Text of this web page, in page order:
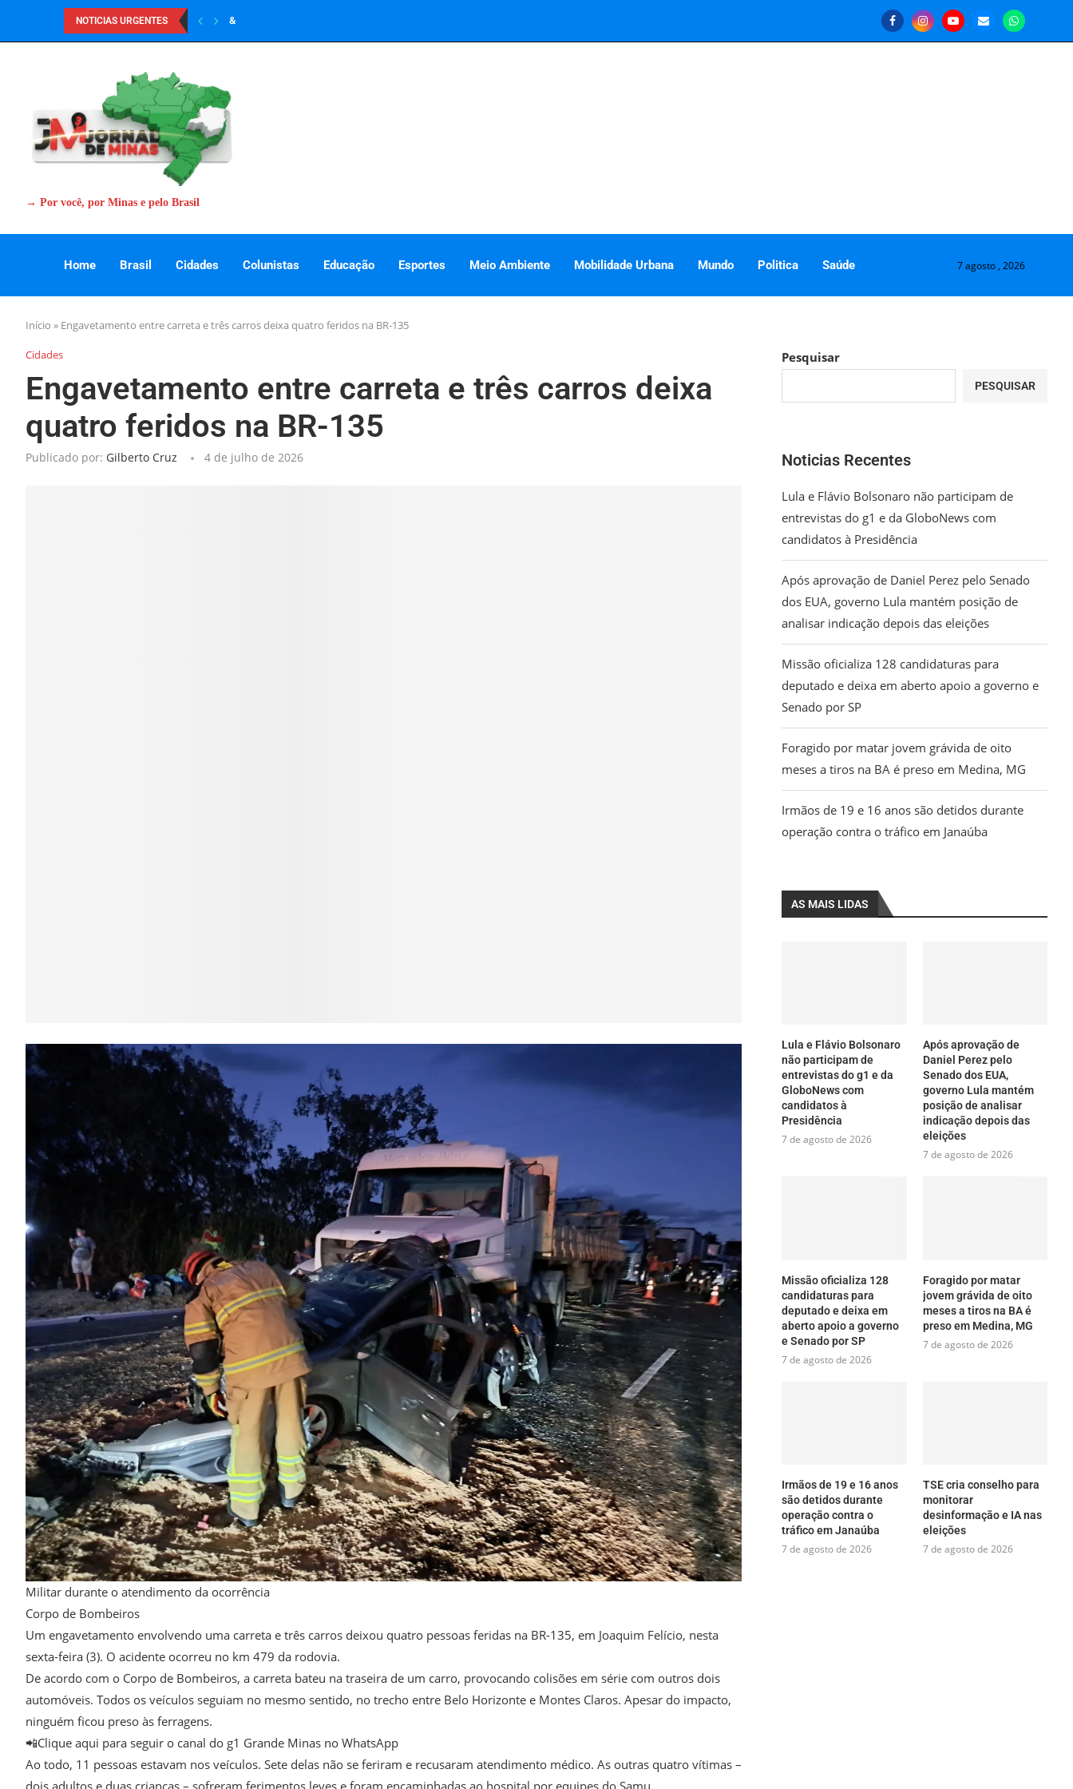
NOTICIAS URGENTES &
→ Por você, por Minas e pelo Brasil
Home Brasil Cidades Colunistas Educação Esportes Meio Ambiente Mobilidade Urbana Mundo Politica Saúde 7 agosto , 2026
Início » Engavetamento entre carreta e três carros deixa quatro feridos na BR-135
Cidades
Engavetamento entre carreta e três carros deixa
quatro feridos na BR-135
Publicado por: Gilberto Cruz 4 de julho de 2026
Militar durante o atendimento da ocorrência
Corpo de Bombeiros
Um engavetamento envolvendo uma carreta e três carros deixou quatro pessoas feridas na BR-135, em Joaquim Felício, nesta
sexta-feira (3). O acidente ocorreu no km 479 da rodovia.
De acordo com o Corpo de Bombeiros, a carreta bateu na traseira de um carro, provocando colisões em série com outros dois
automóveis. Todos os veículos seguiam no mesmo sentido, no trecho entre Belo Horizonte e Montes Claros. Apesar do impacto,
ninguém ficou preso às ferragens.
📲Clique aqui para seguir o canal do g1 Grande Minas no WhatsApp
Ao todo, 11 pessoas estavam nos veículos. Sete delas não se feriram e recusaram atendimento médico. As outras quatro vítimas –
Pesquisar
PESQUISAR
Noticias Recentes
Lula e Flávio Bolsonaro não participam de
entrevistas do g1 e da GloboNews com
candidatos à Presidência
Após aprovação de Daniel Perez pelo Senado
dos EUA, governo Lula mantém posição de
analisar indicação depois das eleições
Missão oficializa 128 candidaturas para
deputado e deixa em aberto apoio a governo e
Senado por SP
Foragido por matar jovem grávida de oito
meses a tiros na BA é preso em Medina, MG
Irmãos de 19 e 16 anos são detidos durante
operação contra o tráfico em Janaúba
AS MAIS LIDAS
Lula e Flávio Bolsonaro
não participam de
entrevistas do g1 e da
GloboNews com
candidatos à
Presidência
7 de agosto de 2026
Após aprovação de
Daniel Perez pelo
Senado dos EUA,
governo Lula mantém
posição de analisar
indicação depois das
eleições
7 de agosto de 2026
Missão oficializa 128
candidaturas para
deputado e deixa em
aberto apoio a governo
e Senado por SP
7 de agosto de 2026
Foragido por matar
jovem grávida de oito
meses a tiros na BA é
preso em Medina, MG
7 de agosto de 2026
Irmãos de 19 e 16 anos
são detidos durante
operação contra o
tráfico em Janaúba
7 de agosto de 2026
TSE cria conselho para
monitorar
desinformação e IA nas
eleições
7 de agosto de 2026